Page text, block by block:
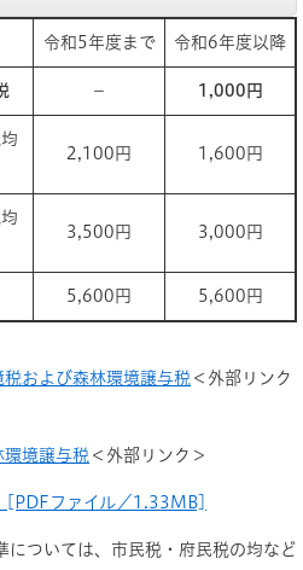
令和5年度まで 令和6年度以降
－ 1,000円
2,100円 1,600円
3,500円 3,000円
5,600円 5,600円
および森林環境譲与税 ＜外部リンク
境譲与税 ＜外部リンク＞
[PDFファイル／1.33MB]
については、市民税・府民税の均など